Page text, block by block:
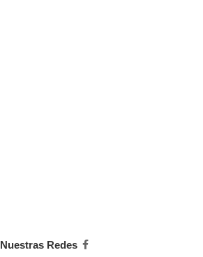
Nuestras Redes